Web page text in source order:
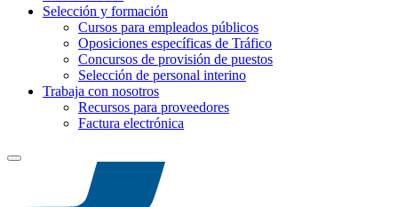
Selección y formación
Cursos para empleados públicos
Oposiciones específicas de Tráfico
Concursos de provisión de puestos
Selección de personal interino
Trabaja con nosotros
Recursos para proveedores
Factura electrónica